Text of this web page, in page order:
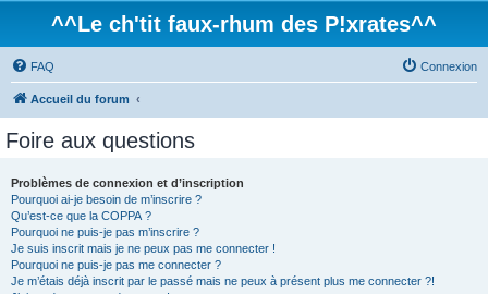
^^Le ch'tit faux-rhum des P!xrates^^
FAQ Connexion
Accueil du forum
Foire aux questions
Problèmes de connexion et d’inscription
Pourquoi ai-je besoin de m’inscrire ?
Qu’est-ce que la COPPA ?
Pourquoi ne puis-je pas m’inscrire ?
Je suis inscrit mais je ne peux pas me connecter !
Pourquoi ne puis-je pas me connecter ?
Je m’étais déjà inscrit par le passé mais ne peux à présent plus me connecter ?!